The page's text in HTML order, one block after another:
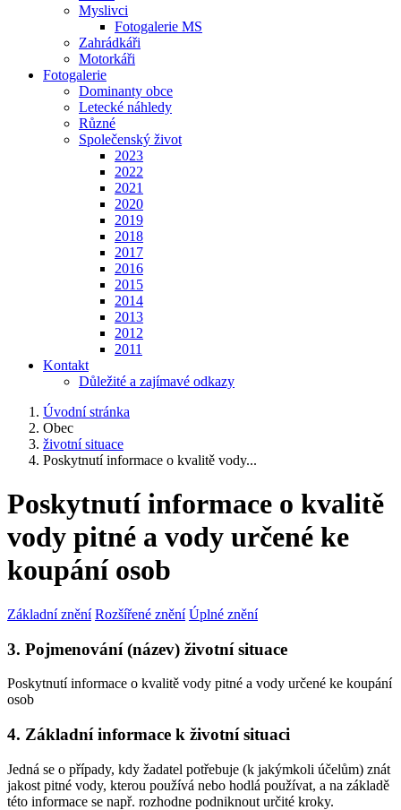
Myslivci
Fotogalerie MS
Zahrádkáři
Motorkáři
Fotogalerie
Dominanty obce
Letecké náhledy
Různé
Společenský život
2023
2022
2021
2020
2019
2018
2017
2016
2015
2014
2013
2012
2011
Kontakt
Důležité a zajímavé odkazy
Úvodní stránka
Obec
životní situace
Poskytnutí informace o kvalitě vody...
Poskytnutí informace o kvalitě
vody pitné a vody určené ke
koupání osob
Základní znění Rozšířené znění Úplné znění
3. Pojmenování (název) životní situace
Poskytnutí informace o kvalitě vody pitné a vody určené ke koupání
osob
4. Základní informace k životní situaci
Jedná se o případy, kdy žadatel potřebuje (k jakýmkoli účelům) znát
jakost pitné vody, kterou používá nebo hodlá používat, a na základě
této informace se např. rozhodne podniknout určité kroky.